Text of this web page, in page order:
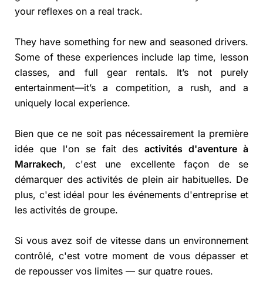
your reflexes on a real track.
They have something for new and seasoned drivers.
Some of these experiences include lap time, lesson
classes, and full gear rentals. It’s not purely
entertainment—it’s a competition, a rush, and a
uniquely local experience.
Bien que ce ne soit pas nécessairement la première
idée que l'on se fait desactivités d'aventure à
Marrakech, c'est une excellente façon de se
démarquer des activités de plein air habituelles. De
plus, c'est idéal pour les événements d'entreprise et
les activités de groupe.
Si vous avez soif de vitesse dans un environnement
contrôlé, c'est votre moment de vous dépasser et
de repousser vos limites — sur quatre roues.